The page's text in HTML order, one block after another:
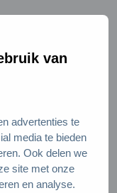
van
advertenties te
media te bieden
Ook delen we
site met onze
en analyse.